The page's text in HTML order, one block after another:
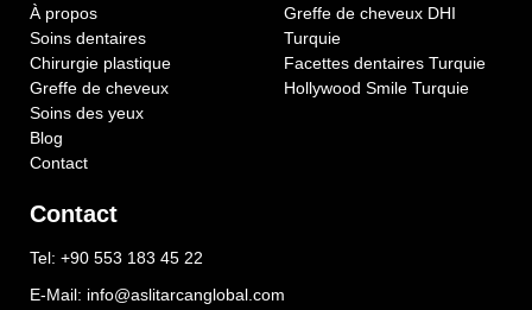
À propos
Soins dentaires
Chirurgie plastique
Greffe de cheveux
Soins des yeux
Blog
Contact
Greffe de cheveux DHI
Turquie
Facettes dentaires Turquie
Hollywood Smile Turquie
Contact
Tel: +90 553 183 45 22
E-Mail: info@aslitarcanglobal.com